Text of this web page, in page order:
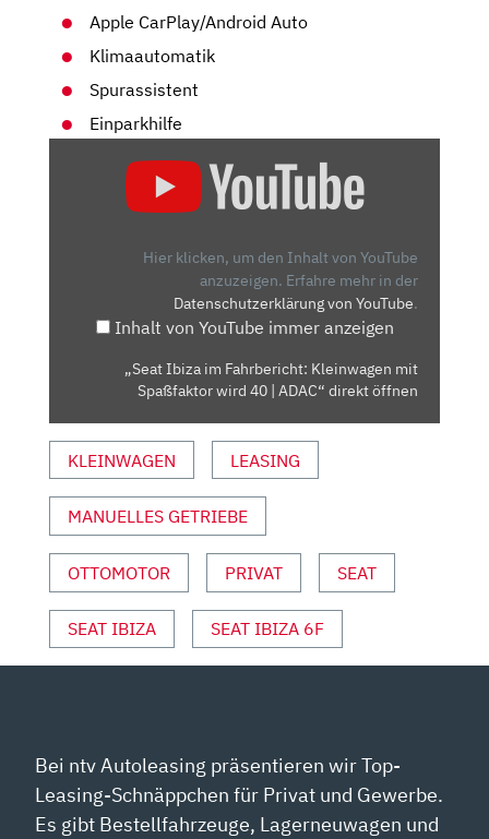
Apple CarPlay/Android Auto
Klimaautomatik
Spurassistent
Einparkhilfe
KLEINWAGEN
ON Y
OUTUBE A
Hier klicken, um den Inhalt von YouTube
anzuzeigen. Erfahre mehr in der
Datenschutzerklärung von YouTube.
Inhalt von YouTube immer anzeigen
„Seat Ibiza im Fahrbericht: Kleinwagen mit
Spaßfaktor wird 40 | ADAC“ direkt öffnen
KLEINWAGEN LEASING
MANUELLES GETRIEBE
OTTOMOTOR PRIVAT SEAT
SEAT IBIZA SEAT IBIZA 6F
Bei ntv Autoleasing präsentieren wir Top-
Leasing-Schnäppchen für Privat und Gewerbe.
Es gibt Bestellfahrzeuge, Lagerneuwagen und